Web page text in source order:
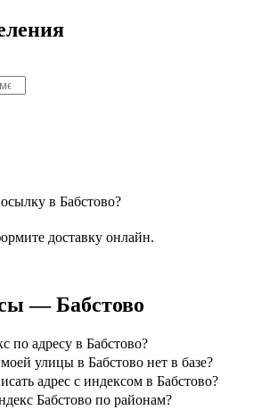
в Бабстово?
доставку онлайн.
— Бабстово
по адресу в Бабстово?
улицы в Бабстово нет в базе?
адрес с индексом в Бабстово?
Бабстово по районам?